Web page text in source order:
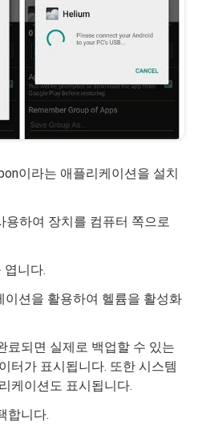
이라는 애플리케이션을 설치
용하여 장치를 컴퓨터 쪽으로
엽니다.
이션을 활용하여 헬륨을 활성화
료되면 실제로 백업할 수 있는
터가 표시됩니다. 또한 시스템
케이션도 표시됩니다.
합니다.